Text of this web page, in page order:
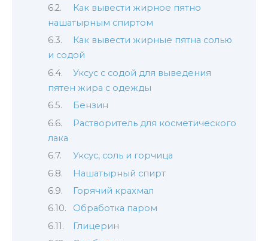
Как вывести жирное пятно
нашатырным спиртом
Как вывести жирные пятна солью
и содой
Уксус с содой для выведения
пятен жира с одежды
Бензин
Растворитель для косметического
лака
Уксус, соль и горчица
Нашатырный спирт
Горячий крахмал
Обработка паром
Глицерин